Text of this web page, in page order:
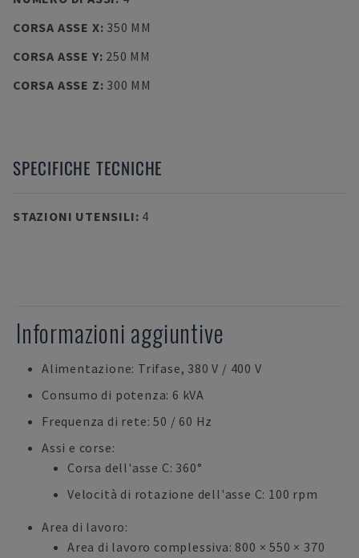
CORSA ASSE X: 350 MM
CORSA ASSE Y: 250 MM
CORSA ASSE Z: 300 MM
SPECIFICHE TECNICHE
STAZIONI UTENSILI: 4
Informazioni aggiuntive
Alimentazione: Trifase, 380 V / 400 V
Consumo di potenza: 6 kVA
Frequenza di rete: 50 / 60 Hz
Assi e corse:
Corsa dell'asse C: 360°
Velocità di rotazione dell'asse C: 100 rpm
Area di lavoro:
Area di lavoro complessiva: 800 × 550 × 370